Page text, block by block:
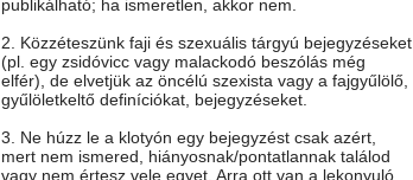
publikálható; ha ismeretlen, akkor nem.
2. Közzéteszünk faji és szexuális tárgyú bejegyzéseket
(pl. egy zsidóvicc vagy malackodó beszólás még
elfér), de elvetjük az öncélú szexista vagy a fajgyűlölő,
gyűlöletkeltő definíciókat, bejegyzéseket.
3. Ne húzz le a klotyón egy bejegyzést csak azért,
mert nem ismered, hiányosnak/pontatlannak találod
vagy nem értesz vele egyet. Arra ott van a lekonyuló